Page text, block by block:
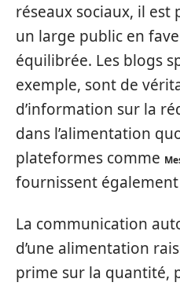
réseaux sociaux, il est
un large public en
équilibrée. Les blogs
exemple, sont de
d’information sur la
dans l’alimentation
plateformes comme
fournissent
La communication
d’une alimentation
prime sur la quantité,